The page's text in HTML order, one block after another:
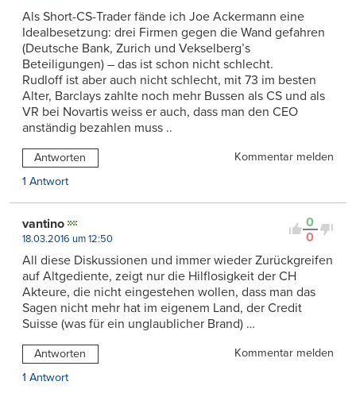
Als Short-CS-Trader fände ich Joe Ackermann eine
Idealbesetzung: drei Firmen gegen die Wand gefahren
(Deutsche Bank, Zurich und Vekselberg’s
Beteiligungen) – das ist schon nicht schlecht.
Rudloff ist aber auch nicht schlecht, mit 73 im besten
Alter, Barclays zahlte noch mehr Bussen als CS und als
VR bei Novartis weiss er auch, dass man den CEO
anständig bezahlen muss ..
Antworten
Kommentar melden
1 Antwort
0
0
vantino
18.03.2016 um 12:50
All diese Diskussionen und immer wieder Zurückgreifen
auf Altgediente, zeigt nur die Hilflosigkeit der CH
Akteure, die nicht eingestehen wollen, dass man das
Sagen nicht mehr hat im eigenem Land, der Credit
Suisse (was für ein unglaublicher Brand) …
Antworten
Kommentar melden
1 Antwort